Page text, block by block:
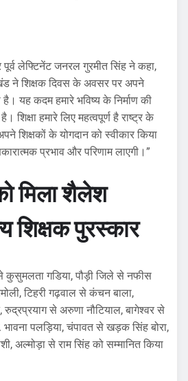
लेफ्टिनेंट जनरल गुरमीत सिंह ने कहा,
ने शिक्षक दिवस के अवसर पर अपने
है। यह कदम हमारे भविष्य के निर्माण की
शिक्षा हमारे लिए महत्वपूर्ण है राष्ट्र के
शिक्षकों के योगदान को स्वीकार किया
प्रभाव और परिणाम लाएगी।”
मिला शैलेश
शिक्षक पुरस्कार
से कुसुमलता गडिया, पौड़ी जिले से नफीस
टिहरी गढ़वाल से कंचन बाला,
से अरुणा नौटियाल, बागेश्वर से
भावना पलड़िया, चंपावत से खड़क सिंह बोरा,
अल्मोड़ा से राम सिंह को सम्मानित किया